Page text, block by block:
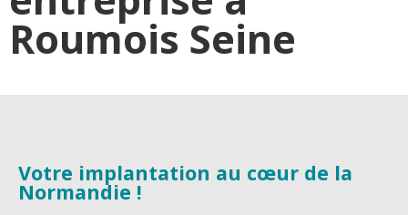
Roumois Seine
Votre implantation au cœur de la
Normandie !